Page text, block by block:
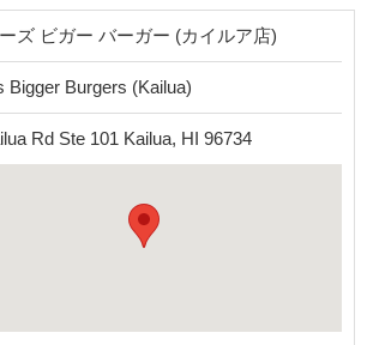
ズ ビガー バーガー (カイルア店)
Bigger Burgers (Kailua)
Rd Ste 101 Kailua, HI 96734